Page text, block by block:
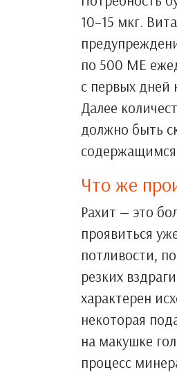
10–15 мкг.
по 500 МЕ
с первых дней
Далее
должно быть
Что же
Рахит — это
проявиться
потливости,
резких
характерен
некоторая
на макушке
процесс